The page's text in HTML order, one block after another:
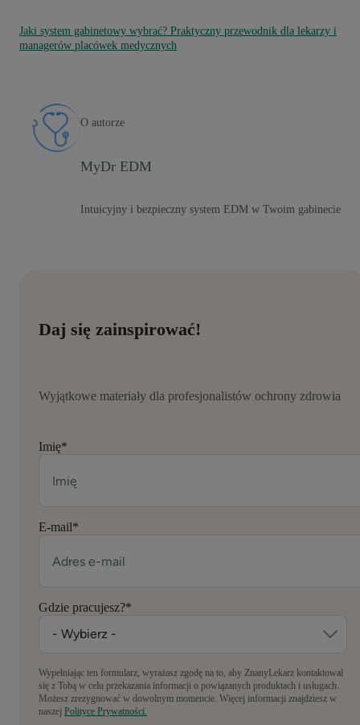
Jaki system gabinetowy wybrać? Praktyczny przewodnik dla lekarzy i
managerów placówek medycznych
O autorze
MyDr EDM
Intuicyjny i bezpieczny system EDM w Twoim gabinecie
Daj się zainspirować!
Wyjątkowe materiały dla profesjonalistów ochrony zdrowia
Imię*
E-mail*
Gdzie pracujesz?*
Wypełniając ten formularz, wyrażasz zgodę na to, aby ZnanyLekarz kontaktował
się z Tobą w celu przekazania informacji o powiązanych produktach i usługach.
Możesz zrezygnować w dowolnym momencie. Więcej informacji znajdziesz w
naszej Polityce Prywatności.